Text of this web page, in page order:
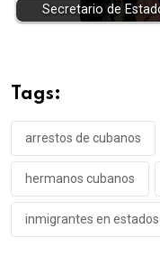
Secretario de
Tags:
arrestos de cubanos
hermanos cubanos
inmigrantes en